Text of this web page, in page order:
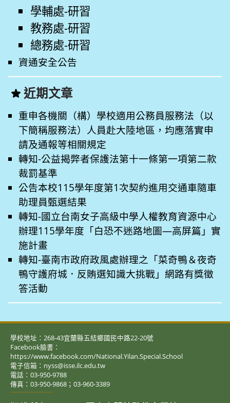
學輔處-研習
教務處-研習
總務處-研習
資通安全公告
近期文章
重申各機關（構）學校適用公務員服務法（以
下簡稱服務法）人員赴大陸地區，均應落實申
請及通報等相關規定
轉知-公益揭弊者保護法第十一條第一項第二款
裁罰基準
公告本校115學年度第1次契約進用交通車隨車
助理員甄選結果
轉知-國立台南女子高級中學人權教育資源中心
辦理115學年度「白恐不迷路地圖—高屏篇」實
施計畫
轉知-臺南市政府政風處辦理之「菜奇鴨＆夜奇
鴨守護府城．反賄選知識大挑戰」網路有獎徵
答活動
學校地址：268-43宜蘭縣五結鄉國民中路22-20號
Facebook臉書：
https://www.facebook.com/National.Yilan.Special.School
電子信箱：nyss@isse.ilc.edu.tw
電話：03-950-9788
傳真：03-950-9868；03-960-3389